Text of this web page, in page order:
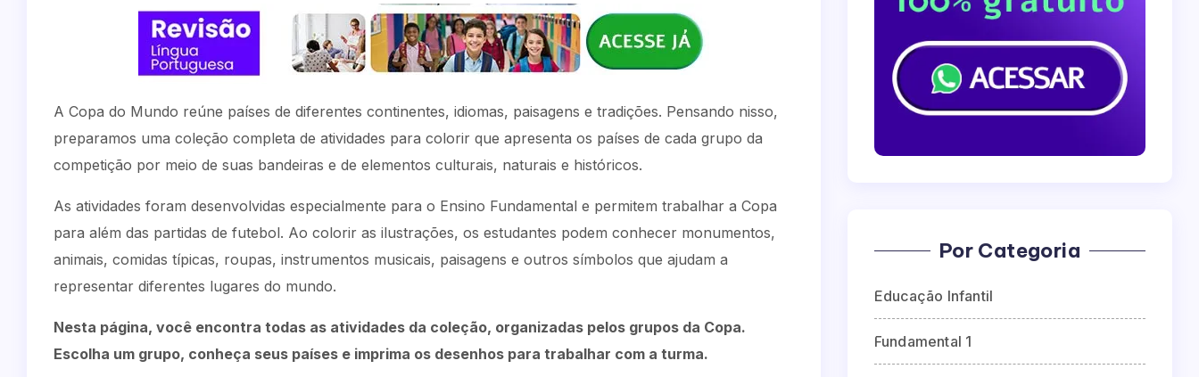
A Copa do Mundo reúne países de diferentes continentes, idiomas, paisagens e tradições. Pensando nisso,
preparamos uma coleção completa de atividades para colorir que apresenta os países de cada grupo da
competição por meio de suas bandeiras e de elementos culturais, naturais e históricos.
As atividades foram desenvolvidas especialmente para o Ensino Fundamental e permitem trabalhar a Copa
para além das partidas de futebol. Ao colorir as ilustrações, os estudantes podem conhecer monumentos,
animais, comidas típicas, roupas, instrumentos musicais, paisagens e outros símbolos que ajudam a
representar diferentes lugares do mundo.
Nesta página, você encontra todas as atividades da coleção, organizadas pelos grupos da Copa.
Escolha um grupo, conheça seus países e imprima os desenhos para trabalhar com a turma.
Por Categoria
Educação Infantil
Fundamental 1